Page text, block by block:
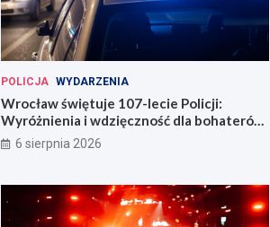
POLICJA WYDARZENIA
Wrocław świętuje 107-lecie Policji:
Wyróżnienia i wdzięczność dla bohaterów
codzienności
6 sierpnia 2026